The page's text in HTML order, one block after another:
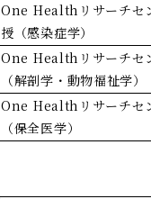
One Healthリサーチセ
授（感染症学）
One Healthリサーチセ
（解剖学・動物福祉学）
One Healthリサーチセ
（保全医学）